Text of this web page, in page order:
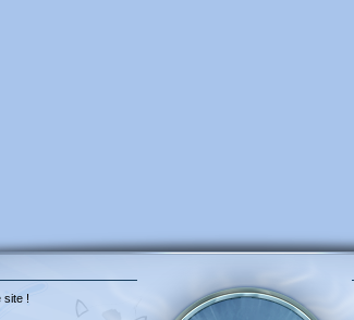
site !